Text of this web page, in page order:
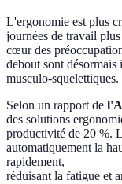
L'ergonomie est plus
journées de travail
cœur des
debout sont
musculo-squelettiques.
Selon un rapport de
des solutions
productivité de 20 %.
automatiquement la
rapidement,
réduisant la fatigue et